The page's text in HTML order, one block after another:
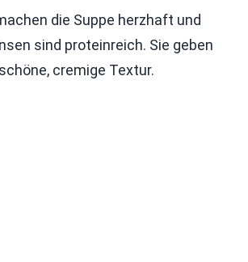
die Suppe herzhaft und
sind proteinreich. Sie geben
cremige Textur.